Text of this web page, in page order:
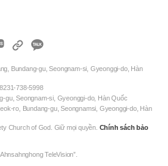
카
오
톡
공
하
Bundang-gu, Seongnam-si, Gyeonggi-do, Hàn
738-5998
gu, Seongnam-si, Gyeonggi-do, Hàn Quốc
ro, Bundang-gu, Seongnamsi, Gyeonggi-do, Hàn
Church of God. Giữ mọi quyền. Chính sách bảo
TeleVision”.